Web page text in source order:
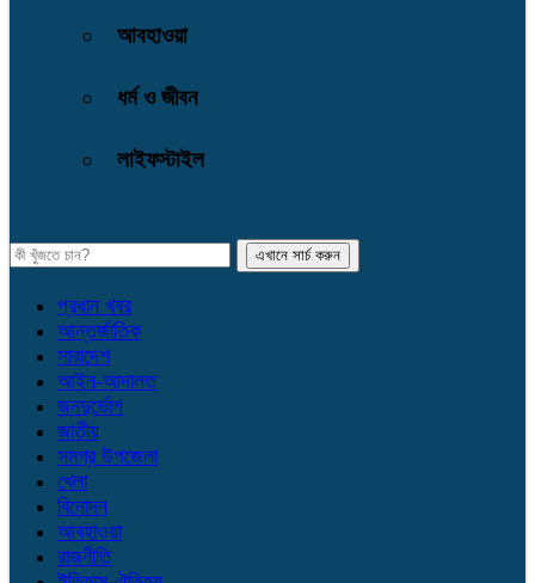
আবহাওয়া
ধর্ম ও জীবন
লাইফস্টাইল
প্রধান খবর
আন্তর্জাতিক
সারাদেশ
আইন-আদালত
জনদুর্ভোগ
জাতীয়
সমগ্র উপজেলা
খেলা
বিনোদন
আবহাওয়া
রাজনীতি